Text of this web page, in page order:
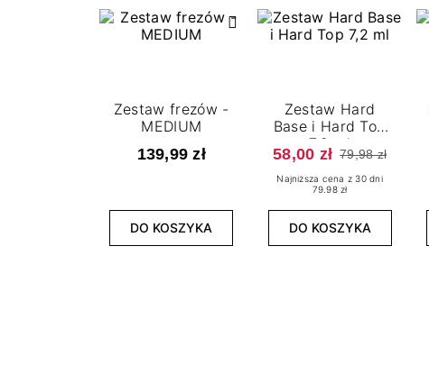
Zestaw frezów -
MEDIUM
139,99 zł
DO KOSZYKA
Zestaw Hard
Base i Hard Top
7,2 ml
58,00 zł 79,98 zł
Najniższa cena z 30 dni
79.98 zł
DO KOSZYKA